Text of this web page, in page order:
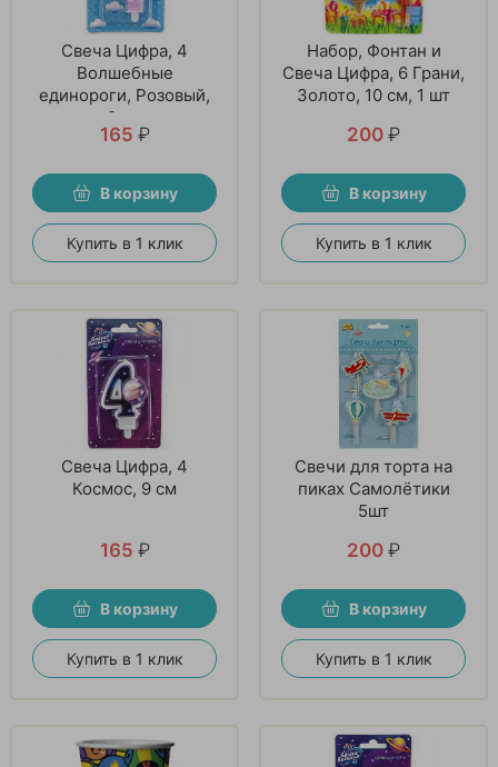
Свеча Цифра, 4
Волшебные
единороги, Розовый,
9 см
165 ₽
В корзину
Купить в 1 клик
Набор, Фонтан и
Свеча Цифра, 6 Грани,
Золото, 10 см, 1 шт
200 ₽
В корзину
Купить в 1 клик
Свеча Цифра, 4
Космос, 9 см
165 ₽
В корзину
Купить в 1 клик
Свечи для торта на
пиках Самолётики
5шт
200 ₽
В корзину
Купить в 1 клик